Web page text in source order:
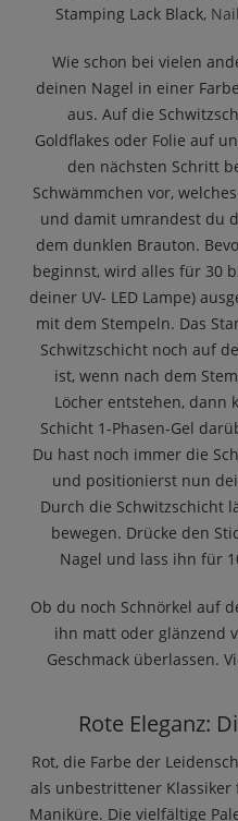
Stamping Lack Black,
Wie schon bei vielen
deinen Nagel in einer
aus. Auf die
Goldflakes oder Folie auf
den nächsten Schritt
Schwämmchen vor,
und damit umrandest du
dem dunklen Brauton.
beginnst, wird alles für 30
deiner UV- LED Lampe)
mit dem Stempeln. Das
Schwitzschicht noch auf
ist, wenn nach dem
Löcher entstehen, dann
Schicht 1-Phasen-Gel
Du hast noch immer die
und positionierst nun
Durch die Schwitzschicht
bewegen. Drücke den
Nagel und lass ihn für
Ob du noch Schnörkel auf
ihn matt oder glänzend
Geschmack überlassen.
Rote Eleganz:
Rot, die Farbe der
als unbestrittener
Maniküre. Die vielfältige